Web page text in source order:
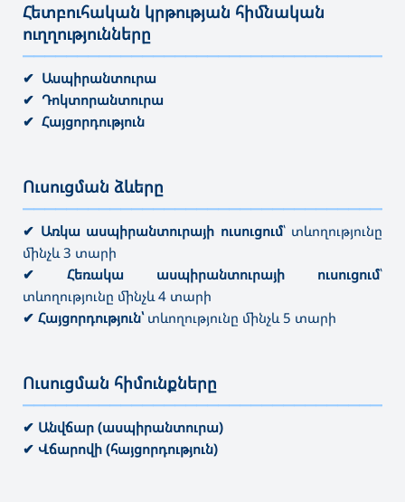
Հետբուհական կրթության հիմնական
ուղղությունները
✔ Ասպիրանտուրա
✔ Դոկտորանտուրա
✔ Հայցորդություն
Ուսուցման ձևերը
✔ Առկա ասպիրանտուրայի ուսուցում՝ տևողությունը
մինչև 3 տարի
✔ Հեռակա ասպիրանտուրայի ուսուցում՝
տևողությունը մինչև 4 տարի
✔ Հայցորդություն՝տևողությունը մինչև 5 տարի
Ուսուցման հիմունքները
✔ Անվճար (ասպիրանտուրա)
✔ Վճարովի (հայցորդություն)